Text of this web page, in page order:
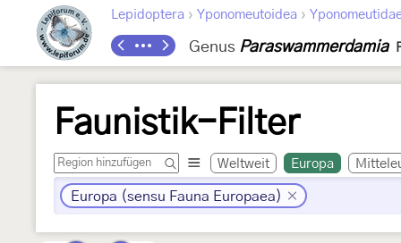
Lepidoptera › Yponomeutoidea ›
Genus Paraswammerdamia
Faunistik-Filter
Weltweit Europa
Europa (sensu Fauna Europaea)